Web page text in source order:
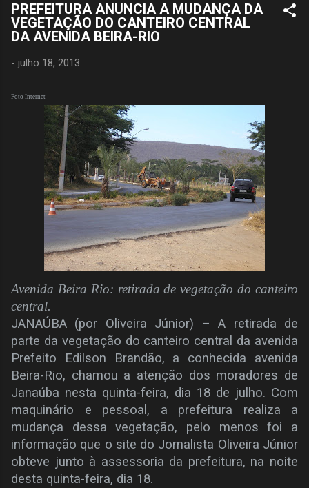
PREFEITURA ANUNCIA A MUDANÇA DA
VEGETAÇÃO DO CANTEIRO CENTRAL
DA AVENIDA BEIRA-RIO
- julho 18, 2013
Foto Internet
Avenida Beira Rio: retirada de vegetação do canteiro
central.
JANAÚBA (por Oliveira Júnior) – A retirada de
parte da vegetação do canteiro central da avenida
Prefeito Edilson Brandão, a conhecida avenida
Beira-Rio, chamou a atenção dos moradores de
Janaúba nesta quinta-feira, dia 18 de julho. Com
maquinário e pessoal, a prefeitura realiza a
mudança dessa vegetação, pelo menos foi a
informação que o site do Jornalista Oliveira Júnior
obteve junto à assessoria da prefeitura, na noite
desta quinta-feira, dia 18.